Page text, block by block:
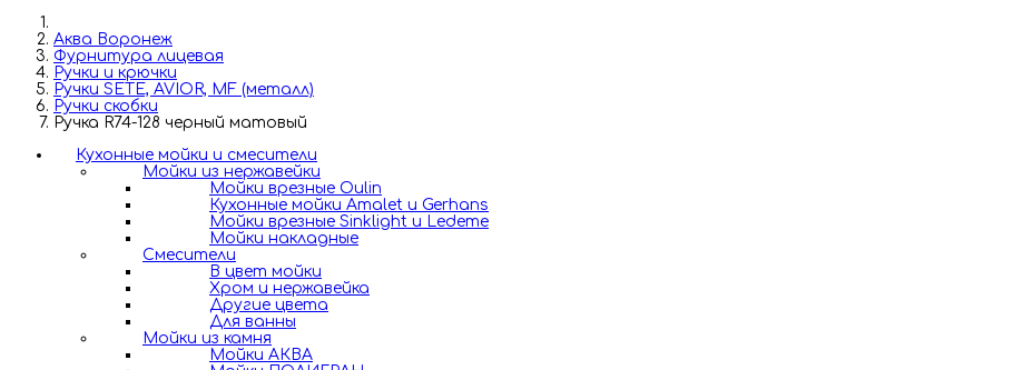
Аква Воронеж
Фурнитура лицевая
Ручки и крючки
Ручки SETE, AVIOR, MF (металл)
Ручки скобки
Ручка R74-128 черный матовый
Кухонные мойки и смесители
Мойки из нержавейки
Мойки врезные Oulin
Кухонные мойки Amalet и Gerhans
Мойки врезные Sinklight и Ledeme
Мойки накладные
Смесители
В цвет мойки
Хром и нержавейка
Другие цвета
Для ванны
Мойки из камня
Мойки АКВА